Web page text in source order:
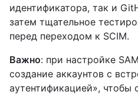
идентификатора, так и
затем тщательное
перед переходом к SCIM.
Важно: при настройке
создание аккаунтов с
аутентификацией», чтобы